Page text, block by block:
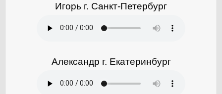
Игорь г. Санкт-Петербург
Александр г. Екатеринбург